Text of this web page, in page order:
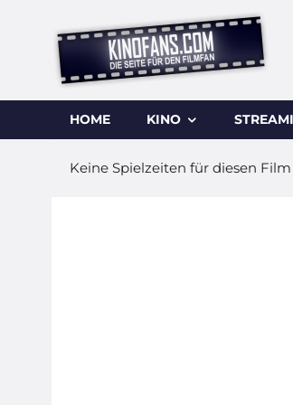
HOME KINO
Keine Spielzeiten für diesen